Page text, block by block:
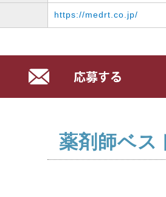
https://medrt.co.jp/
薬剤師ベス